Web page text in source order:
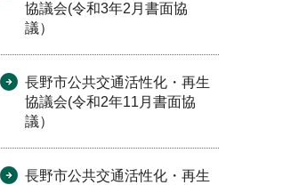
協議会(令和3年2月書面協
議）
長野市公共交通活性化・再生
協議会(令和2年11月書面協
議）
長野市公共交通活性化・再生